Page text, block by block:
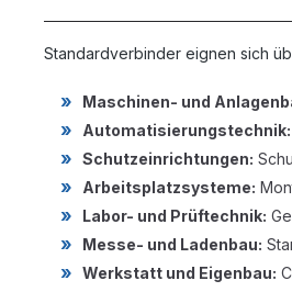
Standardverbinder eignen sich
Maschinen- und
Automatisierungstechnik:
Schutzeinrichtungen:
Arbeitsplatzsysteme:
Labor- und Prüftechnik:
Messe- und Ladenbau:
Werkstatt und Eigenbau: